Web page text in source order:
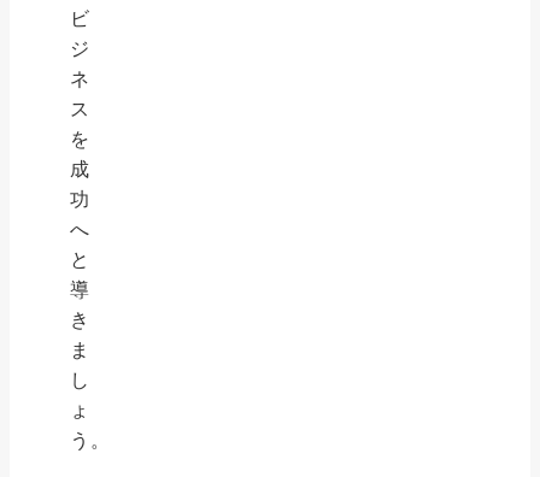
ビ
ジ
ネ
ス
を
成
功
へ
と
導
き
ま
し
ょ
う。